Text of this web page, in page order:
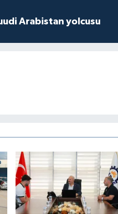
Arabistan yolcusu